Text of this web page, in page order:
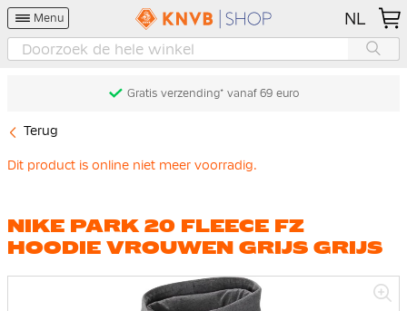
Menu NL
Gratis verzending* vanaf 69 euro
Terug
Dit product is online niet meer voorradig.
NIKE PARK 20 FLEECE FZ
HOODIE VROUWEN GRIJS GRIJS